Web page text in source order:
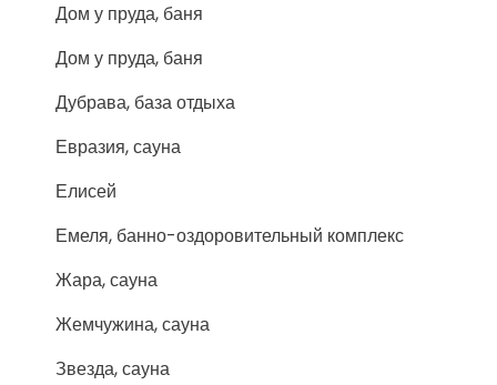
Дом у пруда, баня
Дом у пруда, баня
Дубрава, база отдыха
Евразия, сауна
Елисей
Емеля, банно-оздоровительный комплекс
Жара, сауна
Жемчужина, сауна
Звезда, сауна